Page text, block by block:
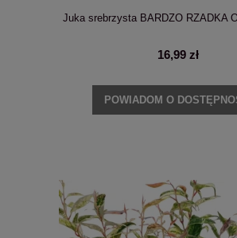
Juka srebrzysta BARDZO RZADKA
16,99 zł
POWIADOM O